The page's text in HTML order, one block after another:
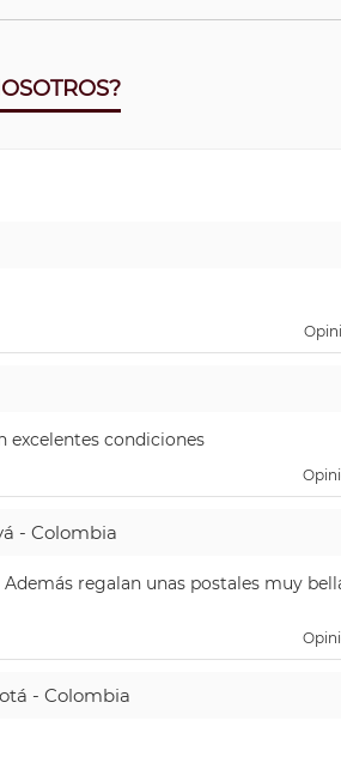
excelentes condiciones
- Colombia
regalan unas postales muy
- Colombia